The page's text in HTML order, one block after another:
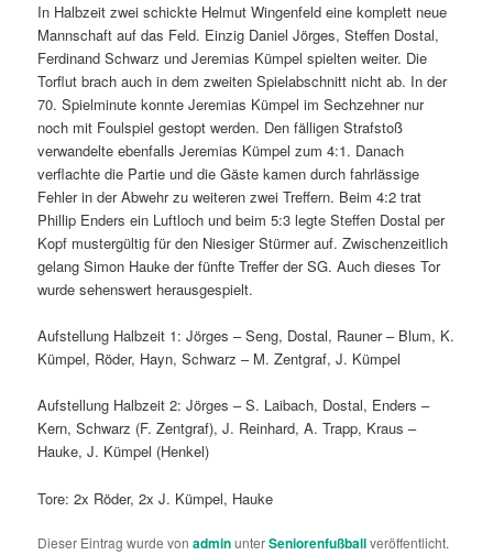
In Halbzeit zwei schickte Helmut Wingenfeld eine komplett neue
Mannschaft auf das Feld. Einzig Daniel Jörges, Steffen Dostal,
Ferdinand Schwarz und Jeremias Kümpel spielten weiter. Die
Torflut brach auch in dem zweiten Spielabschnitt nicht ab. In der
70. Spielminute konnte Jeremias Kümpel im Sechzehner nur
noch mit Foulspiel gestopt werden. Den fälligen Strafstoß
verwandelte ebenfalls Jeremias Kümpel zum 4:1. Danach
verflachte die Partie und die Gäste kamen durch fahrlässige
Fehler in der Abwehr zu weiteren zwei Treffern. Beim 4:2 trat
Phillip Enders ein Luftloch und beim 5:3 legte Steffen Dostal per
Kopf mustergültig für den Niesiger Stürmer auf. Zwischenzeitlich
gelang Simon Hauke der fünfte Treffer der SG. Auch dieses Tor
wurde sehenswert herausgespielt.
Aufstellung Halbzeit 1: Jörges – Seng, Dostal, Rauner – Blum, K.
Kümpel, Röder, Hayn, Schwarz – M. Zentgraf, J. Kümpel
Aufstellung Halbzeit 2: Jörges – S. Laibach, Dostal, Enders –
Kern, Schwarz (F. Zentgraf), J. Reinhard, A. Trapp, Kraus –
Hauke, J. Kümpel (Henkel)
Tore: 2x Röder, 2x J. Kümpel, Hauke
Dieser Eintrag wurde vonadminunterSeniorenfußballveröffentlicht.